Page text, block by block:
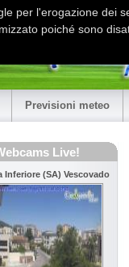
Previsioni meteo
Live!
Inferiore (SA) Vescovado
per l'erogazione dei
poiché sono